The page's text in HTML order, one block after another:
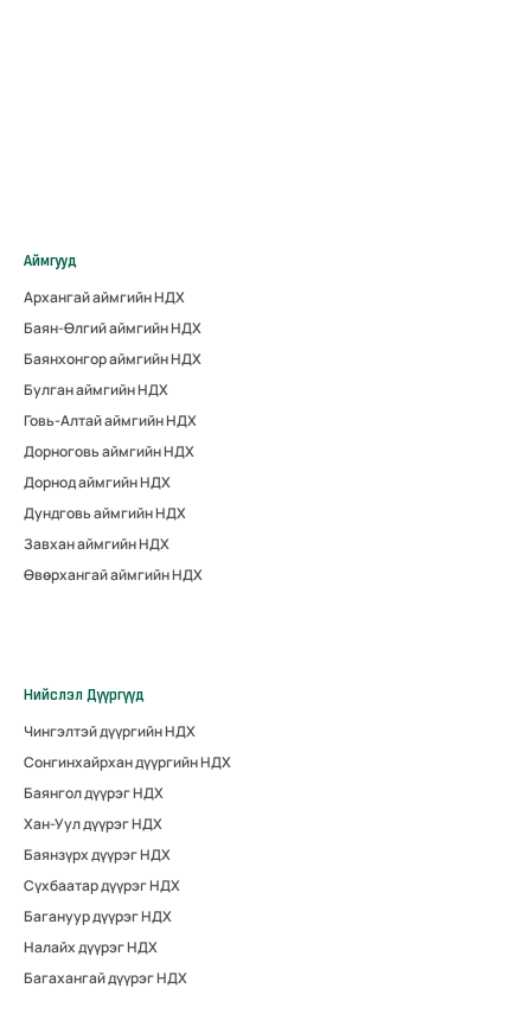
Аймгууд
Архангай аймгийн НДХ
Баян-Өлгий аймгийн НДХ
Баянхонгор аймгийн НДХ
Булган аймгийн НДХ
Говь-Алтай аймгийн НДХ
Дорноговь аймгийн НДХ
Дорнод аймгийн НДХ
Дундговь аймгийн НДХ
Завхан аймгийн НДХ
Өвөрхангай аймгийн НДХ
Нийслэл Дүүргүүд
Чингэлтэй дүүргийн НДХ
Сонгинхайрхан дүүргийн НДХ
Баянгол дүүрэг НДХ
Хан-Уул дүүрэг НДХ
Баянзүрх дүүрэг НДХ
Сүхбаатар дүүрэг НДХ
Багануур дүүрэг НДХ
Налайх дүүрэг НДХ
Багахангай дүүрэг НДХ